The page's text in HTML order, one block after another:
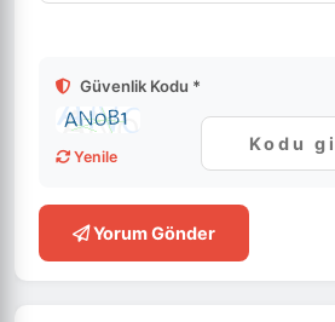
Güvenlik Kodu *
Yenile
Yorum Gönder